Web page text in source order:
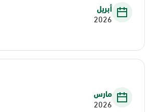
أبريل
2026
مارس
2026